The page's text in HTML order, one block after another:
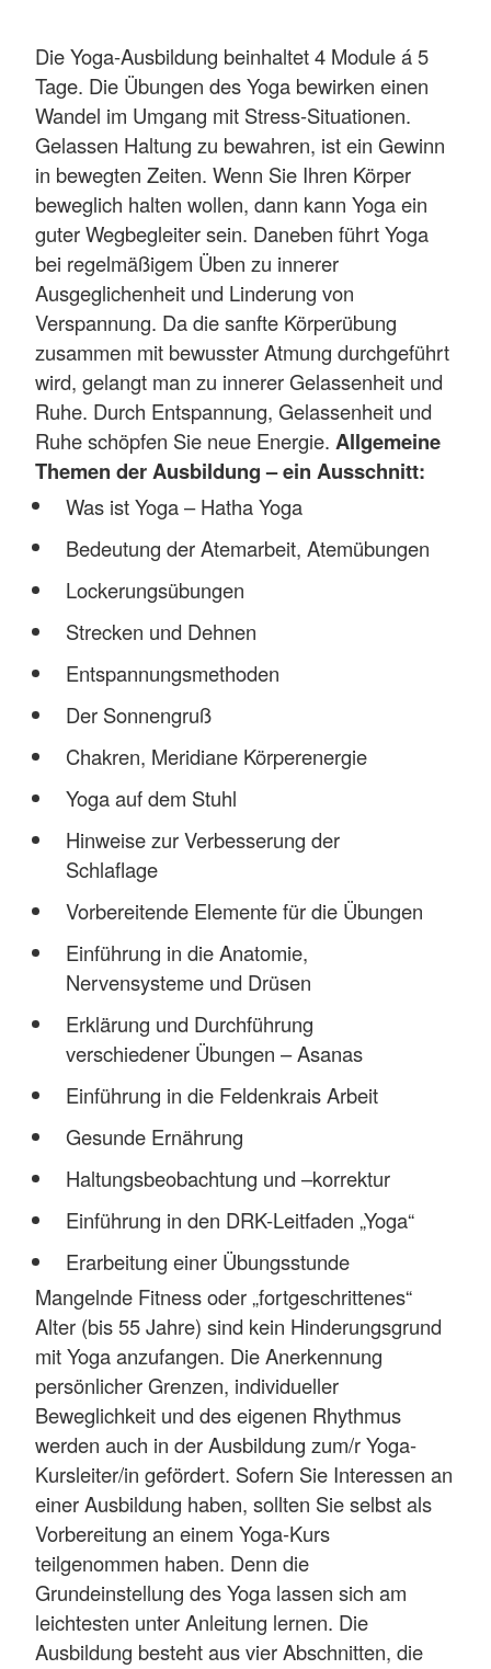
Die Yoga-Ausbildung beinhaltet 4 Module á 5
Tage. Die Übungen des Yoga bewirken einen
Wandel im Umgang mit Stress-Situationen.
Gelassen Haltung zu bewahren, ist ein Gewinn
in bewegten Zeiten. Wenn Sie Ihren Körper
beweglich halten wollen, dann kann Yoga ein
guter Wegbegleiter sein. Daneben führt Yoga
bei regelmäßigem Üben zu innerer
Ausgeglichenheit und Linderung von
Verspannung. Da die sanfte Körperübung
zusammen mit bewusster Atmung durchgeführt
wird, gelangt man zu innerer Gelassenheit und
Ruhe. Durch Entspannung, Gelassenheit und
Ruhe schöpfen Sie neue Energie. Allgemeine
Themen der Ausbildung – ein Ausschnitt:
Was ist Yoga – Hatha Yoga
Bedeutung der Atemarbeit, Atemübungen
Lockerungsübungen
Strecken und Dehnen
Entspannungsmethoden
Der Sonnengruß
Chakren, Meridiane Körperenergie
Yoga auf dem Stuhl
Hinweise zur Verbesserung der
Schlaflage
Vorbereitende Elemente für die Übungen
Einführung in die Anatomie,
Nervensysteme und Drüsen
Erklärung und Durchführung
verschiedener Übungen – Asanas
Einführung in die Feldenkrais Arbeit
Gesunde Ernährung
Haltungsbeobachtung und –korrektur
Einführung in den DRK-Leitfaden „Yoga“
Erarbeitung einer Übungsstunde
Mangelnde Fitness oder „fortgeschrittenes“
Alter (bis 55 Jahre) sind kein Hinderungsgrund
mit Yoga anzufangen. Die Anerkennung
persönlicher Grenzen, individueller
Beweglichkeit und des eigenen Rhythmus
werden auch in der Ausbildung zum/r Yoga-
Kursleiter/in gefördert. Sofern Sie Interessen an
einer Ausbildung haben, sollten Sie selbst als
Vorbereitung an einem Yoga-Kurs
teilgenommen haben. Denn die
Grundeinstellung des Yoga lassen sich am
leichtesten unter Anleitung lernen. Die
Ausbildung besteht aus vier Abschnitten, die